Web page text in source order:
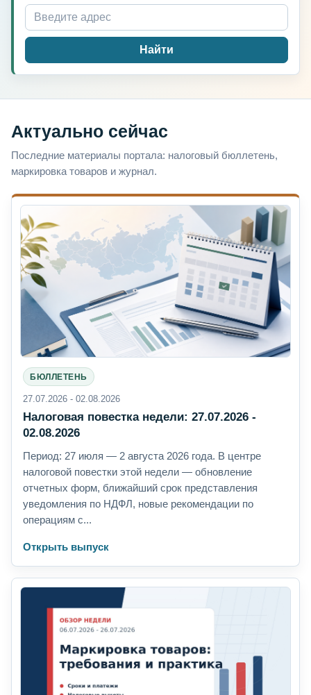
Найти
Актуально сейчас
Последние материалы портала: налоговый бюллетень,
маркировка товаров и журнал.
БЮЛЛЕТЕНЬ
27.07.2026 - 02.08.2026
Налоговая повестка недели: 27.07.2026 -
02.08.2026
Период: 27 июля — 2 августа 2026 года. В центре
налоговой повестки этой недели — обновление
отчетных форм, ближайший срок представления
уведомления по НДФЛ, новые рекомендации по
операциям с...
Открыть выпуск